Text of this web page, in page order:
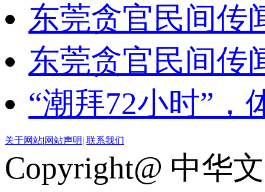
东莞贪官民间传
东莞贪官民间传
“潮拜72小时”，
关于网站|网站声明| 联系我们
Copyright@ 中